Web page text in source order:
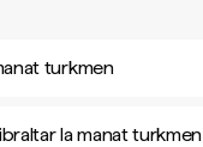
turkmen
la manat turkmen